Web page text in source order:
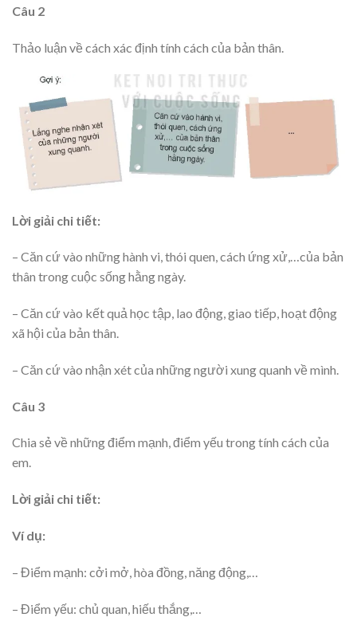
Câu 2
Thảo luận về cách xác định tính cách của bản thân.
Lời giải chi tiết:
– Căn cứ vào những hành vi, thói quen, cách ứng xử,…của bản
thân trong cuộc sống hằng ngày.
– Căn cứ vào kết quả học tập, lao động, giao tiếp, hoạt động
xã hội của bản thân.
– Căn cứ vào nhận xét của những người xung quanh về mình.
Câu 3
Chia sẻ về những điểm mạnh, điểm yếu trong tính cách của
em.
Lời giải chi tiết:
Ví dụ:
– Điểm mạnh: cởi mở, hòa đồng, năng động,…
– Điểm yếu: chủ quan, hiếu thắng,…